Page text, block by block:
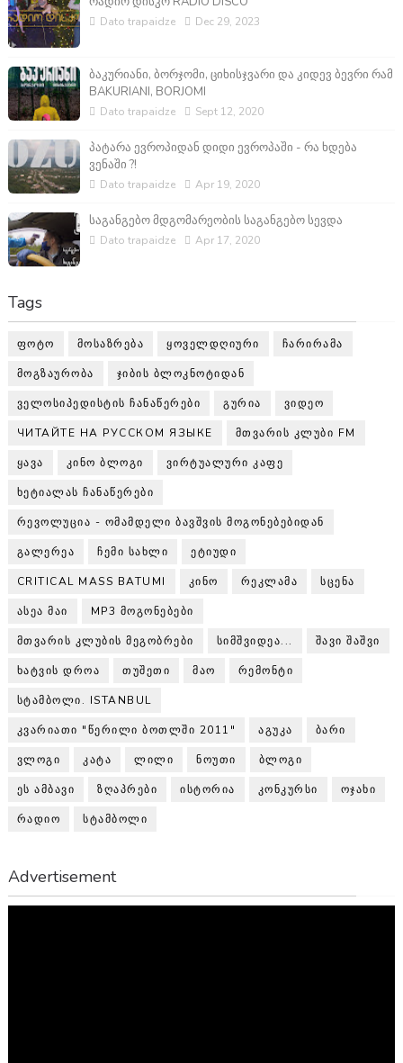
Dato trapaidze Dec 29, 2023
ბაკურიანი, ბორჯომი, ციხისჯვარი და კიდევ ბევრი რამ
BAKURIANI, BORJOMI
Dato trapaidze Sept 12, 2020
პატარა ევროპიდან დიდი ევროპაში - რა ხდება
ვენაში ?!
Dato trapaidze Apr 19, 2020
საგანგებო მდგომარეობის საგანგებო სევდა
Dato trapaidze Apr 17, 2020
Tags
ᲤᲝᲢᲝ ᲛᲝᲡᲐᲖᲠᲔᲑᲐ ᲧᲝᲕᲔᲚᲓᲦᲘᲣᲠᲘ ᲩᲐᲠᲘᲠᲐᲛᲐ
ᲛᲝᲒᲖᲐᲣᲠᲝᲑᲐ ᲯᲘᲑᲘᲡ ᲑᲚᲝᲙᲜᲝᲢᲘᲓᲐᲜ
ᲕᲔᲚᲝᲡᲘᲞᲔᲓᲘᲡᲢᲘᲡ ᲩᲐᲜᲐᲬᲔᲠᲔᲑᲘ ᲒᲣᲠᲘᲐ ᲕᲘᲓᲔᲝ
ЧИТАЙТЕ НА РУССКОМ ЯЗЫКЕ ᲛᲗᲕᲐᲠᲘᲡ ᲙᲚᲣᲑᲘ FM
ᲧᲐᲕᲐ ᲙᲘᲜᲝ ᲑᲚᲝᲒᲘ ᲕᲘᲠᲢᲣᲐᲚᲣᲠᲘ ᲙᲐᲤᲔ
ᲮᲔᲢᲘᲐᲚᲐᲡ ᲩᲐᲜᲐᲬᲔᲠᲔᲑᲘ
ᲠᲔᲕᲝᲚᲣᲪᲘᲐ - ᲝᲛᲐᲛᲓᲔᲚᲘ ᲑᲐᲕᲨᲕᲘᲡ ᲛᲝᲒᲝᲜᲔᲑᲔᲑᲘᲓᲐᲜ
ᲒᲐᲚᲔᲠᲔᲐ ᲩᲔᲛᲘ ᲡᲐᲮᲚᲘ ᲔᲢᲘᲣᲓᲘ
CRITICAL MASS BATUMI ᲙᲘᲜᲝ ᲠᲔᲙᲚᲐᲛᲐ ᲡᲪᲔᲜᲐ
ᲐᲡᲔᲐ ᲛᲐᲘ MP3 ᲛᲝᲒᲝᲜᲔᲑᲔᲑᲘ
ᲛᲗᲕᲐᲠᲘᲡ ᲙᲚᲣᲑᲘᲡ ᲛᲔᲒᲝᲑᲠᲔᲑᲘ ᲡᲘᲛᲨᲕᲘᲓᲔᲐ... ᲨᲐᲕᲘ ᲨᲐᲨᲕᲘ
ᲮᲐᲢᲕᲘᲡ ᲓᲠᲝᲐ ᲗᲣᲨᲔᲗᲘ ᲛᲐᲝ ᲠᲔᲛᲝᲜᲢᲘ
ᲡᲢᲐᲛᲑᲝᲚᲘ. ISTANBUL
ᲙᲕᲐᲠᲘᲐᲗᲘ "ᲬᲔᲠᲘᲚᲘ ᲑᲝᲗᲚᲨᲘ 2011" ᲐᲒᲣᲙᲐ ᲑᲐᲠᲘ
ᲕᲚᲝᲒᲘ ᲙᲐᲢᲐ ᲚᲘᲚᲘ ᲜᲝᲣᲗᲘ ᲑᲚᲝᲒᲘ
ᲔᲡ ᲐᲛᲑᲐᲕᲘ ᲖᲦᲐᲞᲠᲔᲑᲘ ᲘᲡᲢᲝᲠᲘᲐ ᲙᲝᲜᲙᲣᲠᲡᲘ ᲝᲯᲐᲮᲘ
ᲠᲐᲓᲘᲝ ᲡᲢᲐᲛᲑᲝᲚᲘ
Advertisement